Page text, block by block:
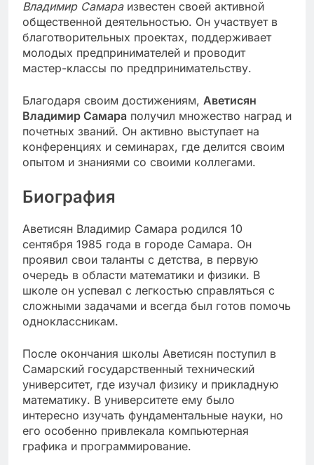
Владимир Самараизвестен своей активной
общественной деятельностью. Он участвует в
благотворительных проектах, поддерживает
молодых предпринимателей и проводит
мастер-классы по предпринимательству.
Благодаря своим достижениям, Аветисян
Владимир Самара получил множество наград и
почетных званий. Он активно выступает на
конференциях и семинарах, где делится своим
опытом и знаниями со своими коллегами.
Биография
Аветисян Владимир Самара родился 10
сентября 1985 года в городе Самара. Он
проявил свои таланты с детства, в первую
очередь в области математики и физики. В
школе он успевал с легкостью справляться с
сложными задачами и всегда был готов помочь
одноклассникам.
После окончания школы Аветисян поступил в
Самарский государственный технический
университет, где изучал физику и прикладную
математику. В университете ему было
интересно изучать фундаментальные науки, но
его особенно привлекала компьютерная
графика и программирование.